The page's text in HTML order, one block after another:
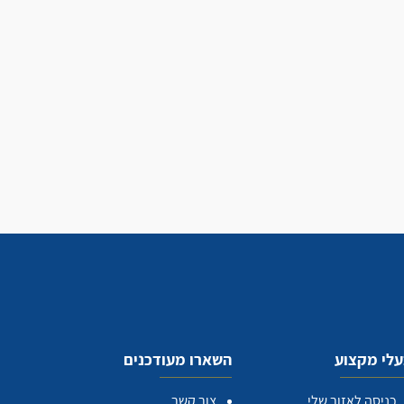
מקצוע השארו מעודכנים